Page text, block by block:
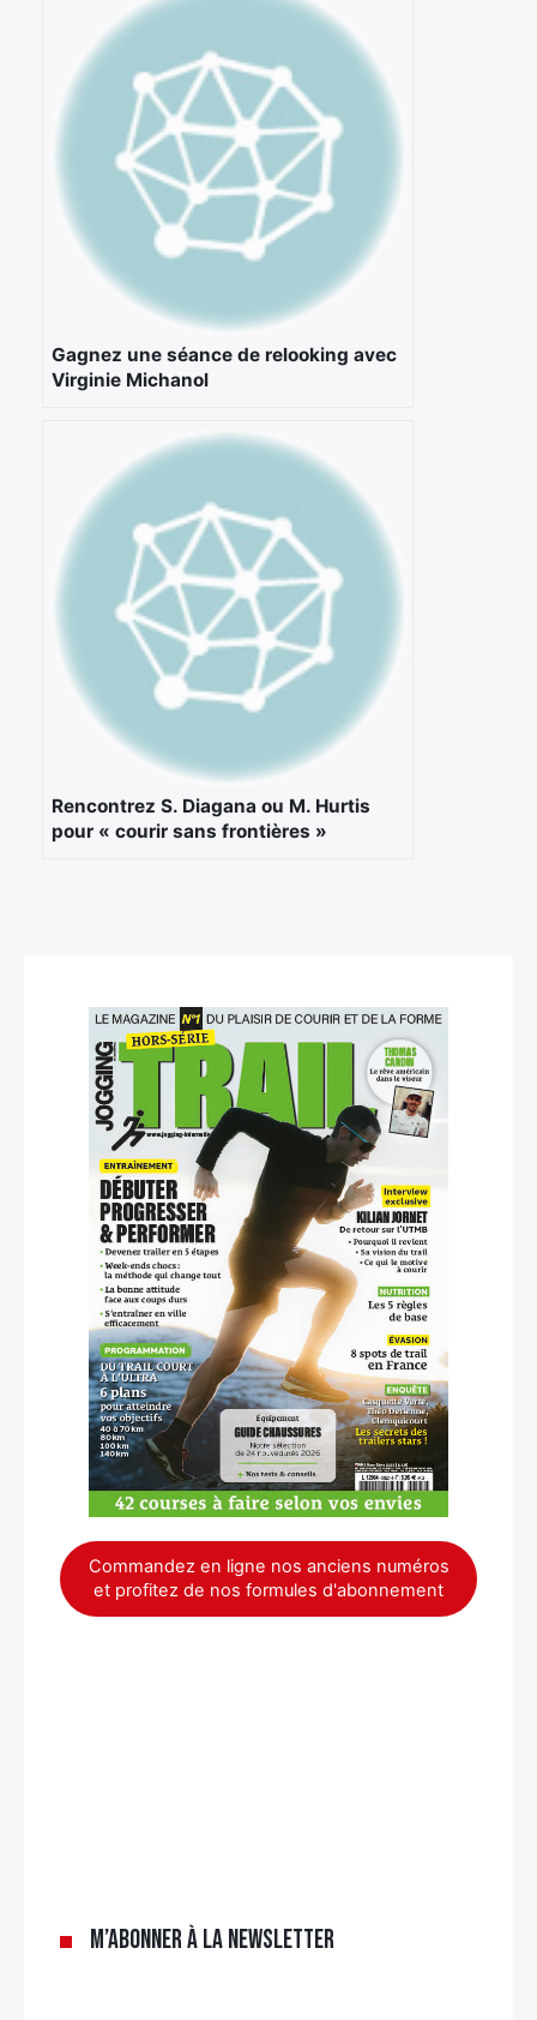
Gagnez une séance de relooking avec
Virginie Michanol
Rencontrez S. Diagana ou M. Hurtis
pour « courir sans frontières »
Commandez en ligne nos anciens numéros
et profitez de nos formules d'abonnement
M’abonner à la newsletter
Rechercher
: